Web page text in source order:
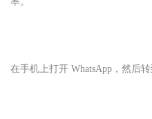
在手机上打开 WhatsApp，然后转